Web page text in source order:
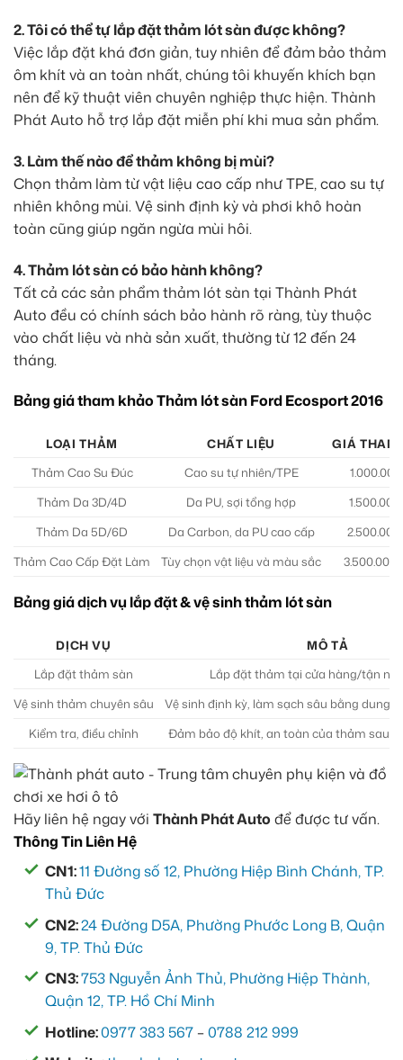
2. Tôi có thể tự lắp đặt thảm lót sàn được không?
Việc lắp đặt khá đơn giản, tuy nhiên để đảm bảo thảm
ôm khít và an toàn nhất, chúng tôi khuyến khích bạn
nên để kỹ thuật viên chuyên nghiệp thực hiện. Thành
Phát Auto hỗ trợ lắp đặt miễn phí khi mua sản phẩm.
3. Làm thế nào để thảm không bị mùi?
Chọn thảm làm từ vật liệu cao cấp như TPE, cao su tự
nhiên không mùi. Vệ sinh định kỳ và phơi khô hoàn
toàn cũng giúp ngăn ngừa mùi hôi.
4. Thảm lót sàn có bảo hành không?
Tất cả các sản phẩm thảm lót sàn tại Thành Phát
Auto đều có chính sách bảo hành rõ ràng, tùy thuộc
vào chất liệu và nhà sản xuất, thường từ 12 đến 24
tháng.
Bảng giá tham khảo Thảm lót sàn Ford Ecosport 2016
LOẠI THẢM CHẤT LIỆU
GIÁ THAM
Thảm Cao Su Đúc
Cao su tự nhiên/TPE
Thảm Da 3D/4D
Da PU, sợi tổng hợp
Thảm Da 5D/6D
Da Carbon, da PU cao cấp
Thảm Cao Cấp Đặt Làm
Tùy chọn vật liệu và màu sắc 3.500.000
Bảng giá dịch vụ lắp đặt & vệ sinh thảm lót sàn
DỊCH VỤ
MÔ TẢ
Lắp đặt thảm sàn
Lắp đặt thảm tại cửa hàng/tận nơi
Vệ sinh thảm chuyên sâu
Vệ sinh định kỳ, làm sạch sâu bằng dung
Kiểm tra, điều chỉnh
Đảm bảo độ khít, an toàn của thảm sau
Hãy liên hệ ngay với Thành Phát Auto để được tư vấn.
Thông Tin Liên Hệ
CN1:11 Đường số 12, Phường Hiệp Bình Chánh, TP.
Thủ Đức
CN2:24 Đường D5A, Phường Phước Long B, Quận
9, TP. Thủ Đức
CN3:753 Nguyễn Ảnh Thủ, Phường Hiệp Thành,
Quận 12, TP. Hồ Chí Minh
Hotline:0977 383 567 –0788 212 999